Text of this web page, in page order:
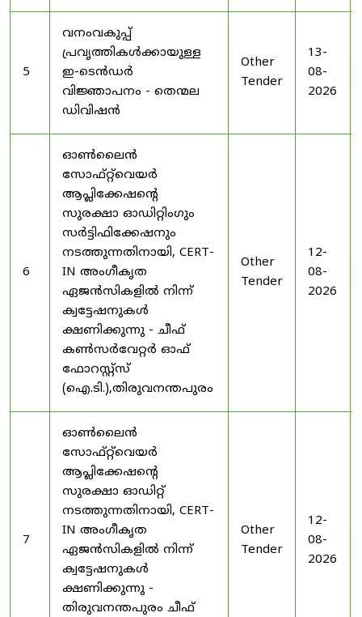
5
വനംവകുപ്പ്
പ്രവൃത്തികൾക്കായുള്ള
ഇ-ടെൻഡർ
വിജ്ഞാപനം - തെന്മല
ഡിവിഷൻ
Other
Tender
13-
08-
2026
6
ഓൺലൈൻ
സോഫ്റ്റ്‌വെയർ
ആപ്ലിക്കേഷന്റെ
സുരക്ഷാ ഓഡിറ്റിംഗും
സർട്ടിഫിക്കേഷനും
നടത്തുന്നതിനായി, CERT-
IN അംഗീകൃത
ഏജൻസികളിൽ നിന്ന്
ക്വട്ടേഷനുകൾ
ക്ഷണിക്കുന്നു - ചീഫ്
കൺസർവേറ്റർ ഓഫ്
ഫോറസ്റ്റ്സ്
(ഐ.ടി.),തിരുവനന്തപുരം
Other
Tender
12-
08-
2026
7
ഓൺലൈൻ
സോഫ്റ്റ്‌വെയർ
ആപ്ലിക്കേഷന്റെ
സുരക്ഷാ ഓഡിറ്റ്
നടത്തുന്നതിനായി, CERT-
IN അംഗീകൃത
ഏജൻസികളിൽ നിന്ന്
ക്വട്ടേഷനുകൾ
ക്ഷണിക്കുന്നു -
തിരുവനന്തപുരം ചീഫ്
Other
Tender
12-
08-
2026